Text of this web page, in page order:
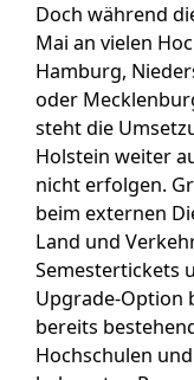
Doch während
Mai an vielen
Hamburg,
oder
steht die
Holstein weiter
nicht erfolgen.
beim externen
Land und
Semestertickets
Upgrade-Option
bereits
Hochschulen